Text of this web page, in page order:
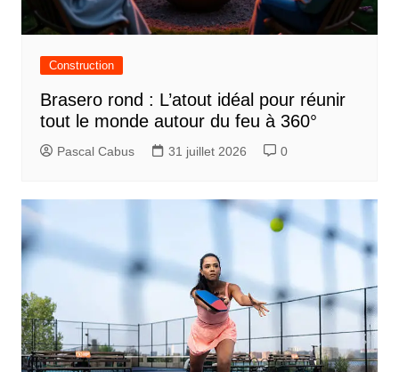
Construction
Brasero rond : L’atout idéal pour réunir
tout le monde autour du feu à 360°
Pascal Cabus 31 juillet 2026 0